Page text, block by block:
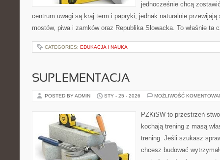
jednocześnie chcą
centrum uwagi są kraj term i papryki, jednak naturalnie
mostów, piwa i zamków oraz Republika Słowacka. To właśnie
CATEGORIES: EDUKACJA I NAUKA
SUPLEMENTACJA
POSTED BY ADMIN STY - 25 - 2026 MOŻLIWOŚĆ
PZKiSW to przestrzeń
kochają trening z masą
trening. Jeśli szukasz
chcesz budować